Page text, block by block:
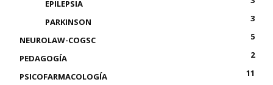
EPILEPSIA
PARKINSON
3
NEUROLAW-COGSC
5
PEDAGOGÍA
2
PSICOFARMACOLOGÍA
11